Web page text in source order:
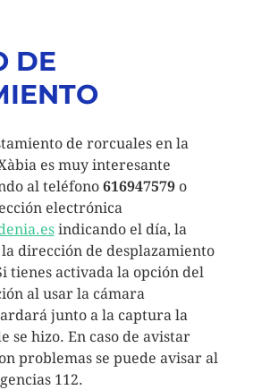
DE
de rorcuales en la
es muy interesante
al teléfono 616947579o
electrónica
indicando el día, la
dirección de desplazamiento
tienes activada la opción del
al usar la cámara
junto a la captura la
se hizo. En caso de avistar
problemas se puede avisar al
112.